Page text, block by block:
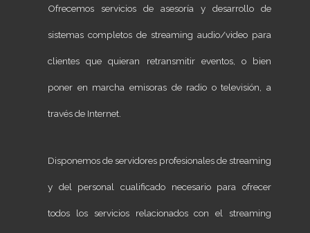
Ofrecemos servicios de asesoría y desarrollo de
sistemas completos de streaming audio/video para
clientes que quieran retransmitir eventos, o bien
poner en marcha emisoras de radio o televisión, a
través de Internet.
Disponemos de servidores profesionales de streaming
y del personal cualificado necesario para ofrecer
todos los servicios relacionados con el streaming